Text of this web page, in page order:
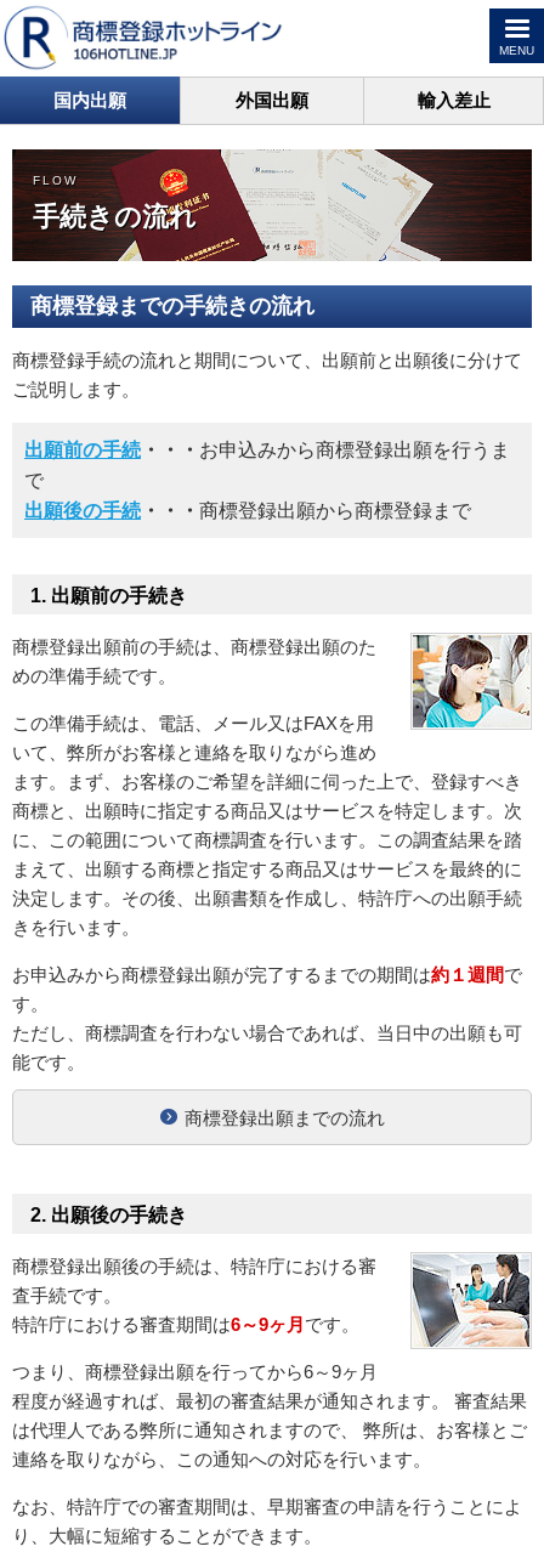
MENU
国内出願 外国出願 輸入差止
FLOW
手続きの流れ
商標登録までの手続きの流れ
商標登録手続の流れと期間について、出願前と出願後に分けて
ご説明します。
出願前の手続 ・・・ お申込みから商標登録出願を行うま
で
出願後の手続 ・・・ 商標登録出願から商標登録まで
1. 出願前の手続き
商標登録出願前の手続は、商標登録出願のた
めの準備手続です。
この準備手続は、電話、メール又はFAXを用
いて、弊所がお客様と連絡を取りながら進め
ます。まず、お客様のご希望を詳細に伺った上で、登録すべき
商標と、出願時に指定する商品又はサービスを特定します。次
に、この範囲について商標調査を行います。この調査結果を踏
まえて、出願する商標と指定する商品又はサービスを最終的に
決定します。その後、出願書類を作成し、特許庁への出願手続
きを行います。
お申込みから商標登録出願が完了するまでの期間は約１週間で
す。
ただし、商標調査を行わない場合であれば、当日中の出願も可
能です。
商標登録出願までの流れ
2. 出願後の手続き
商標登録出願後の手続は、特許庁における審
査手続です。
特許庁における審査期間は6～9ヶ月 です。
つまり、商標登録出願を行ってから6～9ヶ月
程度が経過すれば、最初の審査結果が通知されます。 審査結果
は代理人である弊所に通知されますので、 弊所は、お客様とご
連絡を取りながら、この通知への対応を行います。
なお、特許庁での審査期間は、早期審査の申請を行うことによ
り、大幅に短縮することができます。